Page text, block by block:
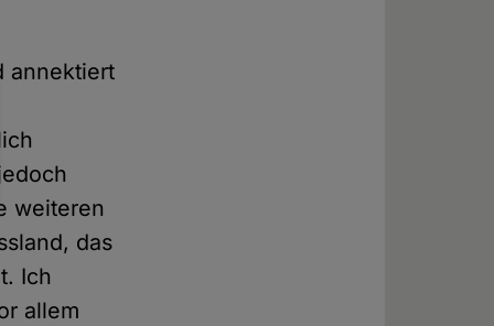
annektiert
weiteren
das
Ich
allem